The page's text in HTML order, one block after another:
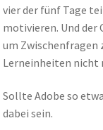
vier der fünf Tage
motivieren. Und der
um Zwischenfragen
Lerneinheiten nicht
Sollte Adobe so
dabei sein.